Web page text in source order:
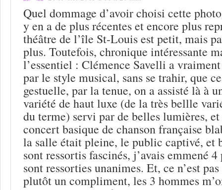
Quel dommage d’avoir choisi cette
y en a de plus récentes et encore plus
théâtre de l’île St-Louis est petit, mais
plus. Toutefois, chronique intéressante
l’essentiel : Clémence Savelli a
par le style musical, sans se trahir, que
gestuelle, par la tenue, on a assisté là à
variété de haut luxe (de la très bellle
du terme) servi par de belles lumières,
concert basique de chanson française
la salle était pleine, le public captivé, et
sont ressortis fascinés, j’avais emmené
sont ressorties unanimes. Et, ce n’est
plutôt un compliment, les 3 hommes